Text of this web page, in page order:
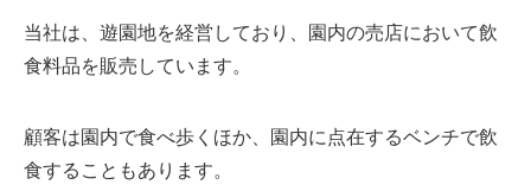
当社は、遊園地を経営しており、園内の売店において飲
食料品を販売しています。
顧客は園内で食べ歩くほか、園内に点在するベンチで飲
食することもあります。